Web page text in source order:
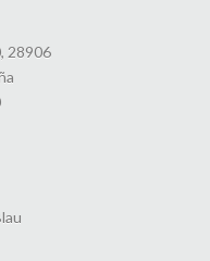
28906